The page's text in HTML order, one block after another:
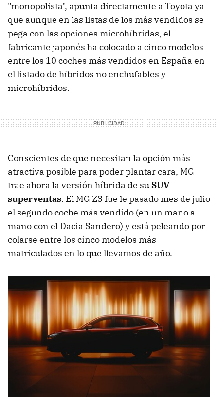
"monopolista", apunta directamente a Toyota ya
que aunque en las listas de los más vendidos se
pega con las opciones microhíbridas, el
fabricante japonés ha colocado a cinco modelos
entre los 10 coches más vendidos en España en
el listado de híbridos no enchufables y
microhíbridos.
Conscientes de que necesitan la opción más
atractiva posible para poder plantar cara, MG
trae ahora la versión híbrida de su SUV
superventas. El MG ZS fue le pasado mes de julio
el segundo coche más vendido (en un mano a
mano con el Dacia Sandero) y está peleando por
colarse entre los cinco modelos más
matriculados en lo que llevamos de año.